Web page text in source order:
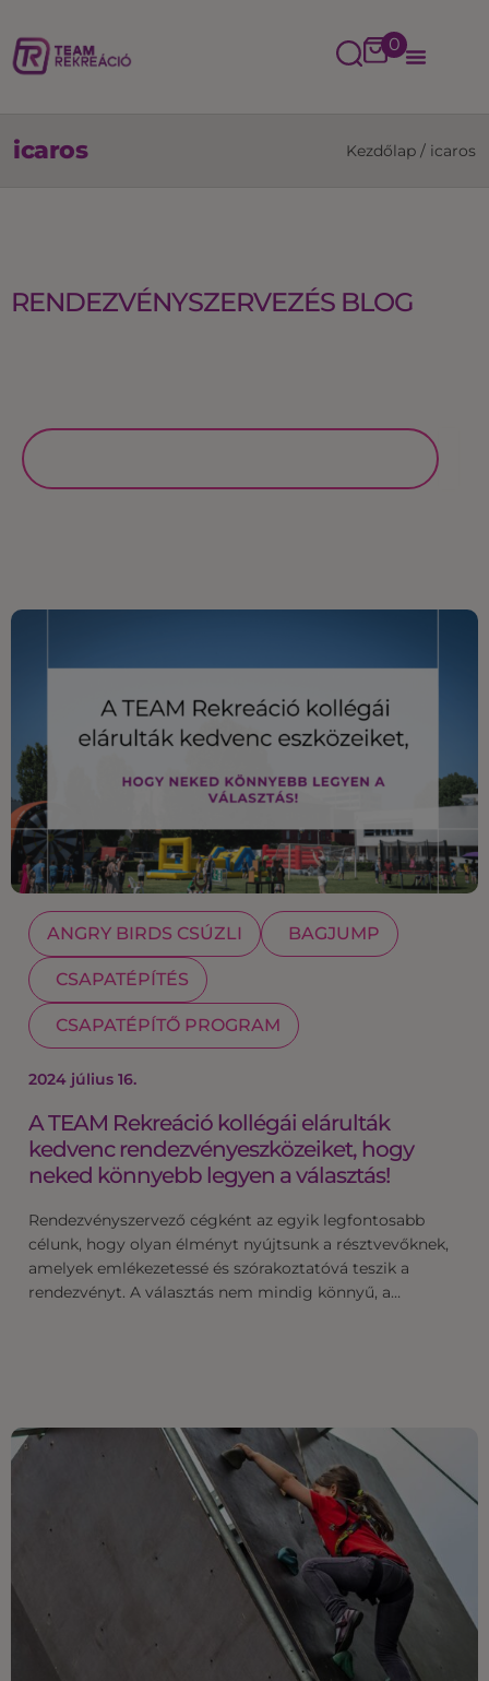
0
icaros Kezdőlap / icaros
RENDEZVÉNYSZERVEZÉS BLOG
ANGRY BIRDS CSÚZLI BAGJUMP
CSAPATÉPÍTÉS
CSAPATÉPÍTŐ PROGRAM
2024 július 16.
A TEAM Rekreáció kollégái elárulták
kedvenc rendezvényeszközeiket, hogy
neked könnyebb legyen a választás!
Rendezvényszervező cégként az egyik legfontosabb
célunk, hogy olyan élményt nyújtsunk a résztvevőknek,
amelyek emlékezetessé és szórakoztatóvá teszik a
rendezvényt. A választás nem mindig könnyű, a…